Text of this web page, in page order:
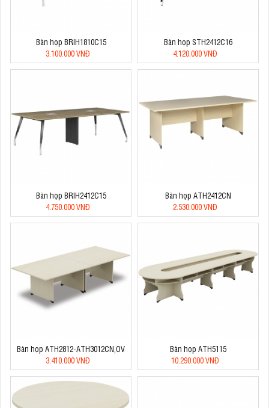
Bàn họp BRIH1810C15
3.100.000 VNĐ
Bàn họp STH2412C16
4.120.000 VNĐ
Bàn họp BRIH2412C15
4.750.000 VNĐ
Bàn họp ATH2412CN
2.530.000 VNĐ
Bàn họp ATH2812-ATH3012CN,OV
3.410.000 VNĐ
Bàn họp ATH5115
10.290.000 VNĐ